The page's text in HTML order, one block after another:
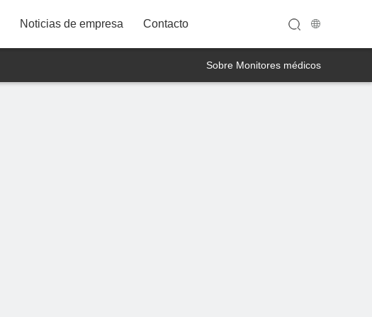
Noticias de empresa Contacto
Sobre Monitores médicos